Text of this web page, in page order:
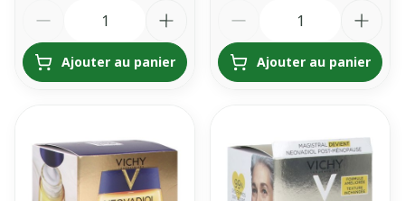
Ajouter au panier Ajouter au panier